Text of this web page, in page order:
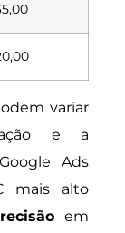
variar
e a
Ads
mais alto
em